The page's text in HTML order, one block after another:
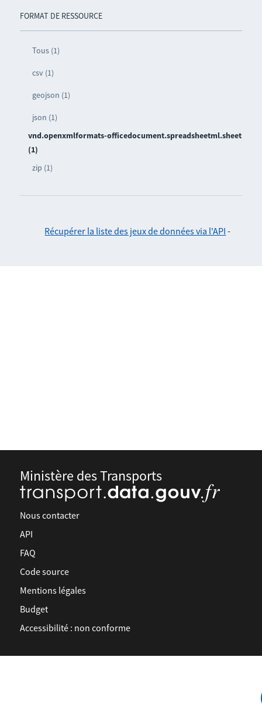
FORMAT DE RESSOURCE
Tous (1)
csv (1)
geojson (1)
json (1)
vnd.openxmlformats-officedocument.spreadsheetml.sheet
(1)
zip (1)
Récupérer la liste des jeux de données via l'API -
Ministère des Transports
Nous contacter
API
FAQ
Code source
Mentions légales
Budget
Accessibilité : non conforme